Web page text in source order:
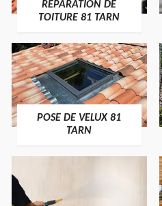
RÉPARATION DE
TOITURE 81 TARN
POSE DE VELUX 81
TARN